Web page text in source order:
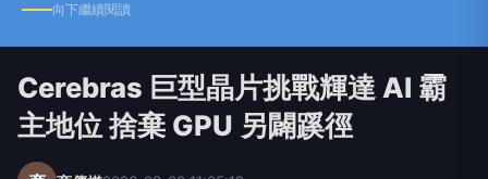
向下繼續閱讀
Cerebras 巨型晶片挑戰輝達 AI 霸
主地位 捨棄 GPU 另闢蹊徑